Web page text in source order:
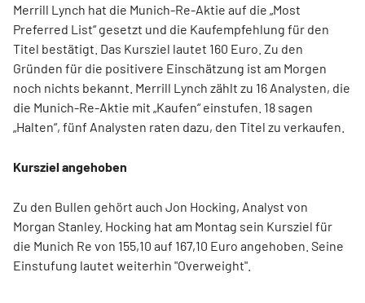
Merrill Lynch hat die Munich-Re-Aktie auf die „Most
Preferred List“ gesetzt und die Kaufempfehlung für den
Titel bestätigt. Das Kursziel lautet 160 Euro. Zu den
Gründen für die positivere Einschätzung ist am Morgen
noch nichts bekannt. Merrill Lynch zählt zu 16 Analysten, die
die Munich-Re-Aktie mit „Kaufen“ einstufen. 18 sagen
„Halten“, fünf Analysten raten dazu, den Titel zu verkaufen.
Kursziel angehoben
Zu den Bullen gehört auch Jon Hocking, Analyst von
Morgan Stanley. Hocking hat am Montag sein Kursziel für
die Munich Re von 155,10 auf 167,10 Euro angehoben. Seine
Einstufung lautet weiterhin "Overweight".